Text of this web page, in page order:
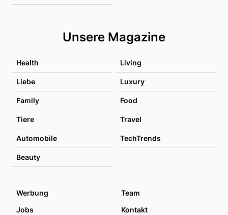
Unsere Magazine
Health Living
Liebe Luxury
Family Food
Tiere Travel
Automobile TechTrends
Beauty
Werbung
Team
Jobs
Kontakt